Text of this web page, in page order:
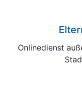
Onlinedienst